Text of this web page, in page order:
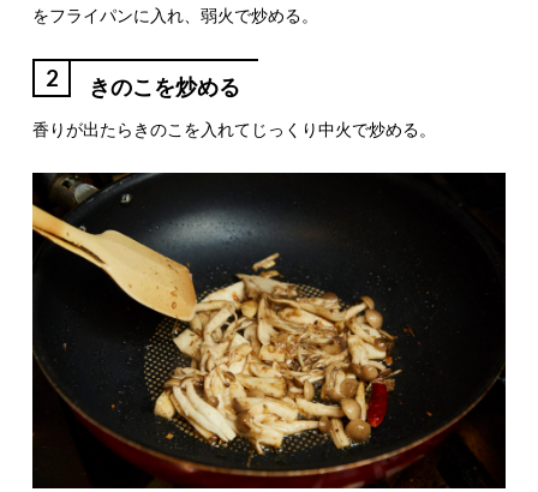
をフライパンに入れ、弱火で炒める。
2 きのこを炒める
香りが出たらきのこを入れてじっくり中火で炒める。